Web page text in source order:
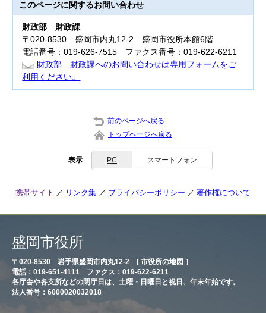
このページに関するお問い合わせ
財政部 財政課
〒020-8530 盛岡市内丸12-2 盛岡市役所本館6階
電話番号：019-626-7515 ファクス番号：019-622-6211
財政部 財政課へのお問い合わせは専用フォームをご
利用ください。
前のページへ戻る
トップページへ戻る
表示 PC スマートフォン
携帯サイト リンク集 プライバシーポリシー 著作権について
盛岡市役所
〒020-8530 岩手県盛岡市内丸12-2 [ 市役所の地図 ］
電話：019-651-4111 ファクス：019-622-6211
各庁舎や各支所などの閉庁日は、土曜・日曜日と祝日、年末年始です。
法人番号：6000020032018